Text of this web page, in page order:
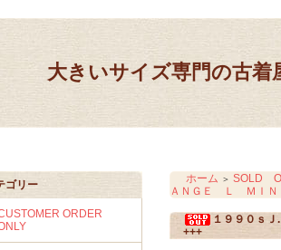
大きいサイズ専門の古
ゴリー
ORDER
ホーム ＞ SOLD
ＡＮＧＥ Ｌ ＭＩＮ
１９９０ｓ
+++